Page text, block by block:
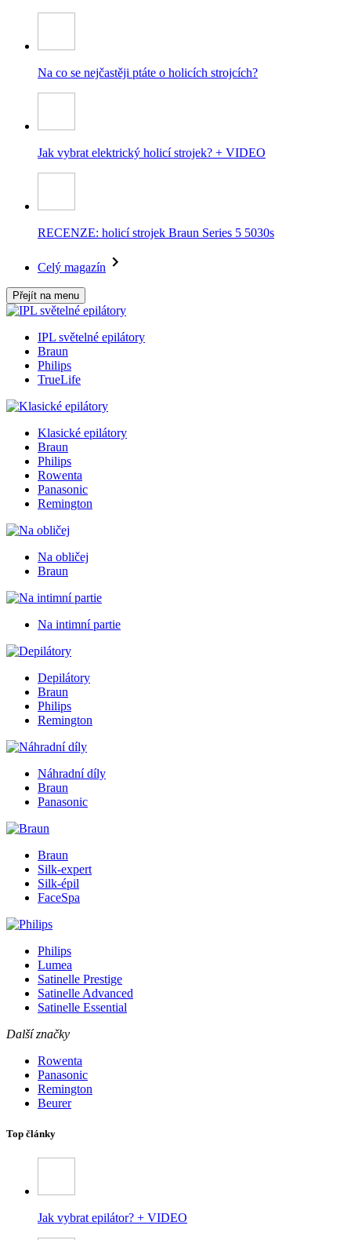
Na co se nejčastěji ptáte o holicích strojcích?
Jak vybrat elektrický holicí strojek? + VIDEO
RECENZE: holicí strojek Braun Series 5 5030s
Celý magazín
Přejít na menu
IPL světelné epilátory
Braun
Philips
TrueLife
Klasické epilátory
Braun
Philips
Rowenta
Panasonic
Remington
Na obličej
Braun
Na intimní partie
Depilátory
Braun
Philips
Remington
Náhradní díly
Braun
Panasonic
Braun
Silk-expert
Silk-épil
FaceSpa
Philips
Lumea
Satinelle Prestige
Satinelle Advanced
Satinelle Essential
Další značky
Rowenta
Panasonic
Remington
Beurer
Top články
Jak vybrat epilátor? + VIDEO